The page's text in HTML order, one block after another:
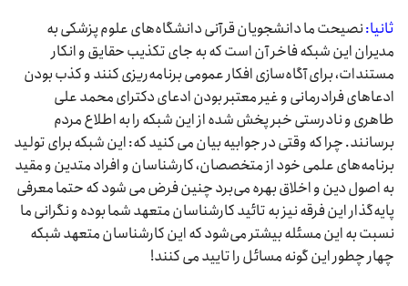
ثانیا:نصیحت ما دانشجویان قرآنی دانشگاه‌های علوم پزشکی به
مدیران این شبکه فاخر آن است که به جای تکذیب حقایق و انکار
مستندات، برای آگاه‌سازی افکار عمومی برنامه‌ریزی کنند و کذب بودن
ادعاهای فرادرمانی و غیر معتبر بودن ادعای دکترای محمد علی
طاهری و نادرستی خبر پخش شده از این شبکه را به اطلاع مردم
برسانند. چرا که وقتی در جوابیه بیان می کنید که: این شبکه برای تولید
برنامه‌های علمی خود از متخصصان، کارشناسان و افراد متدین و مقید
به اصول دین و اخلاق بهره می‌برد چنین فرض می شود که حتما معرفی
پایه‌گذار این فرقه نیز به تائید کارشناسان متعهد شما بوده و نگرانی ما
نسبت به این مسئله بیشتر می‌شود که این کارشناسان متعهد شبکه
چهار چطور این گونه مسائل را تایید می کنند!